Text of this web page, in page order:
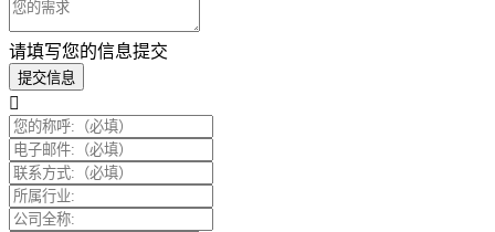
请填写您的信息提交
提交信息